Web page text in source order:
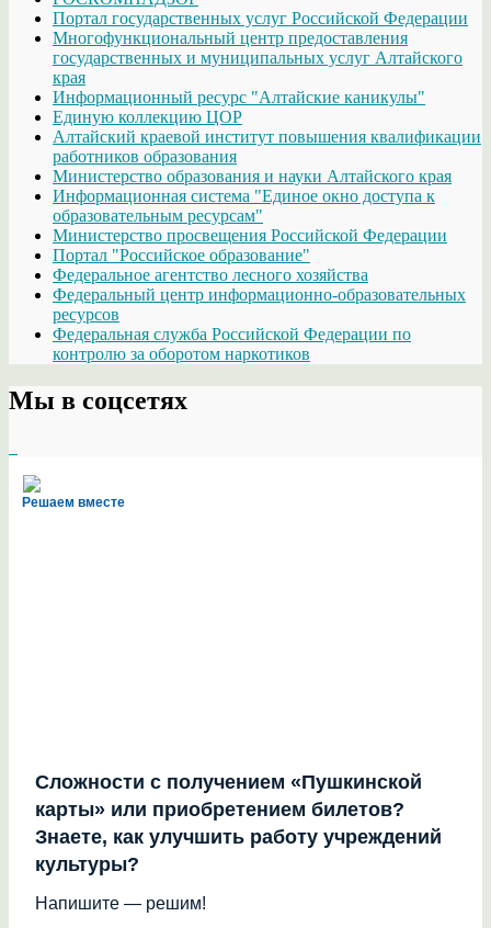
Портал государственных услуг Российской Федерации
Многофункциональный центр предоставления
государственных и муниципальных услуг Алтайского
края
Информационный ресурс "Алтайские каникулы"
Единую коллекцию ЦОР
Алтайский краевой институт повышения квалификации
работников образования
Министерство образования и науки Алтайского края
Информационная система "Единое окно доступа к
образовательным ресурсам"
Министерство просвещения Российской Федерации
Портал "Российское образование"
Федеральное агентство лесного хозяйства
Федеральный центр информационно-образовательных
ресурсов
Федеральная служба Российской Федерации по
контролю за оборотом наркотиков
Мы в соцсетях
Решаем вместе
Сложности с получением «Пушкинской
карты» или приобретением билетов?
Знаете, как улучшить работу учреждений
культуры?
Напишите — решим!